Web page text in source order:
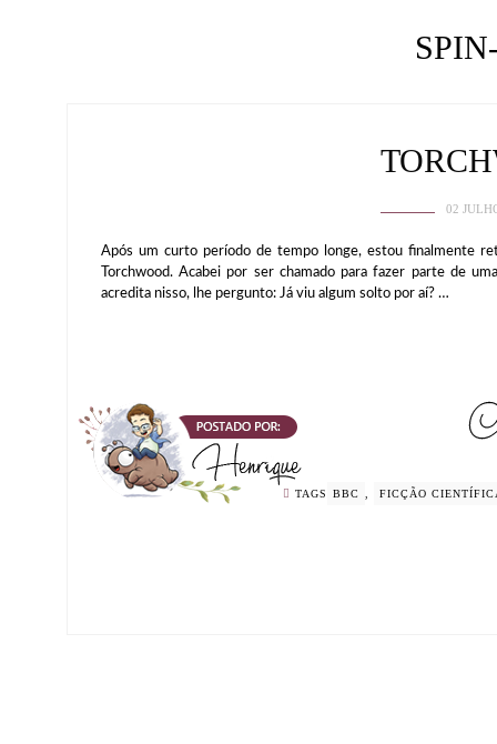
02
Após um curto período de tempo longe, estou finalmente
Torchwood. Acabei por ser chamado para fazer parte de
acredita nisso, lhe pergunto: Já viu algum solto por aí? …
TAGS BBC , FICÇÃO